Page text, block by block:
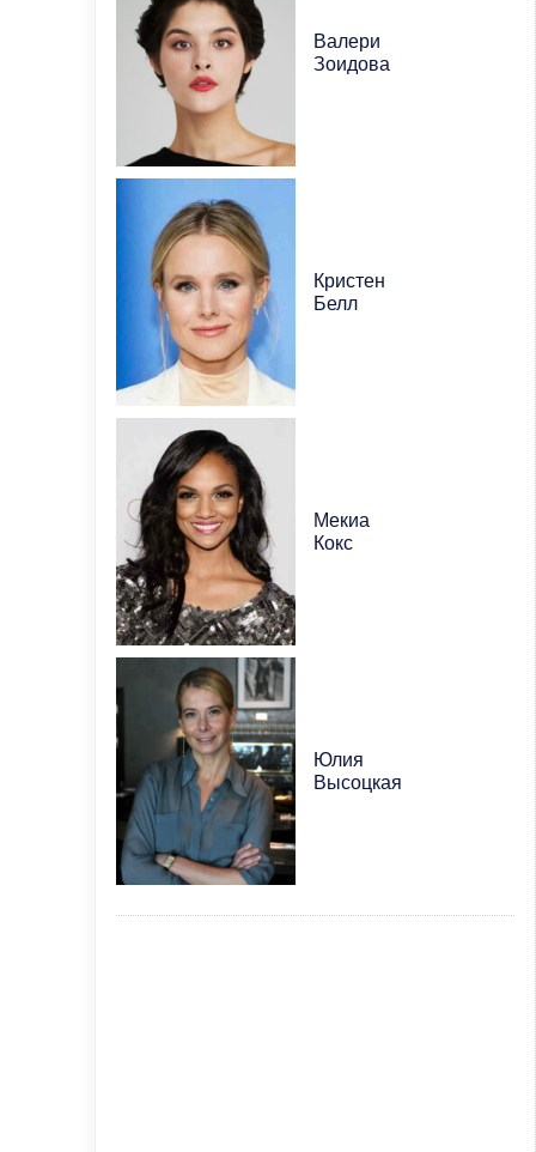
Валери
Зоидова
Кристен
Белл
Мекиа
Кокс
Юлия
Высоцкая